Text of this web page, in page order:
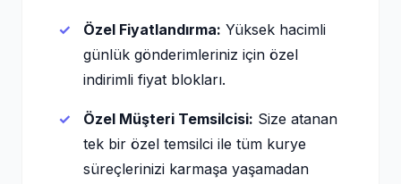
Özel Fiyatlandırma: Yüksek hacimli
günlük gönderimleriniz için özel
indirimli fiyat blokları.
Özel Müşteri Temsilcisi: Size atanan
tek bir özel temsilci ile tüm kurye
süreçlerinizi karmaşa yaşamadan